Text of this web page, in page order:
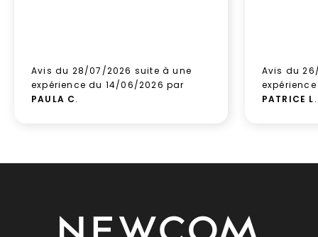
Avis du 28/07/2026 suite à une
expérience du 14/06/2026 par
PAULA C.
Avis du
PATRICE L.